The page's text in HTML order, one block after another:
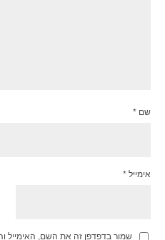
שם *
אימייל *
שמור בדפדפן זה את השם, האימייל